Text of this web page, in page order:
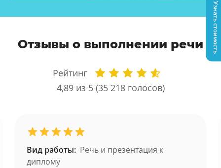
Отзывы о выполнении речи
Рейтинг
4,89 из 5 (35 218голосов)
Вид работы: Речь и презентация к
диплому
Узнать стоимость